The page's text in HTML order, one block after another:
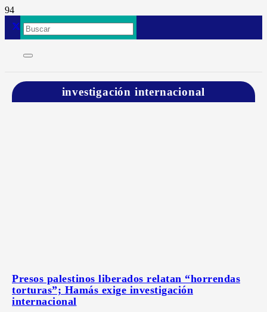
investigación internacional
Presos palestinos liberados relatan “horrendas
torturas”; Hamás exige investigación
internacional